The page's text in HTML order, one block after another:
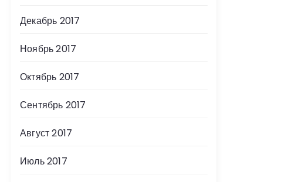
Декабрь 2017
Ноябрь 2017
Октябрь 2017
Сентябрь 2017
Август 2017
Июль 2017